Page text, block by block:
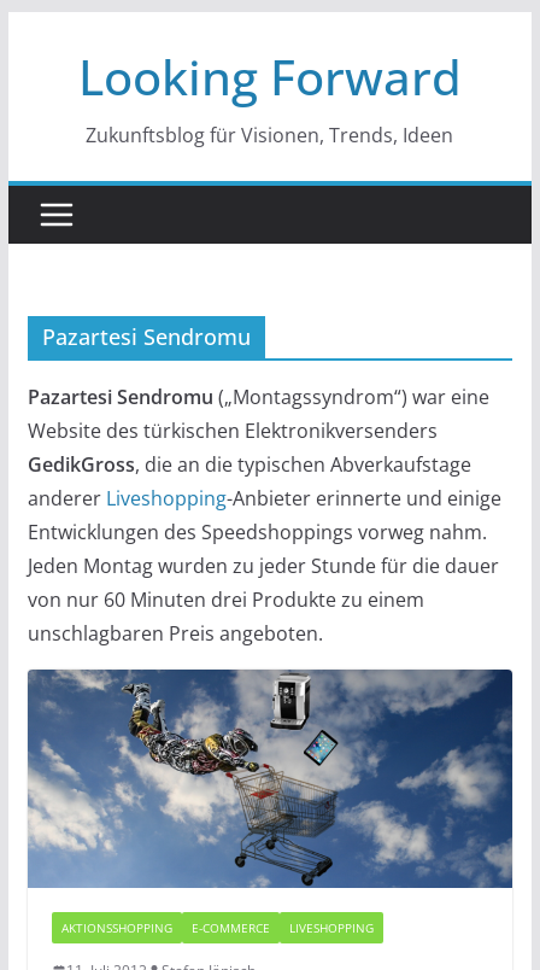
springenLooking Forward
Zukunftsblog für Visionen, Trends, Ideen
Pazartesi Sendromu
Pazartesi Sendromu („Montagssyndrom“) war eine
Website des türkischen Elektronikversenders
GedikGross, die an die typischen Abverkaufstage
anderer Liveshopping-Anbieter erinnerte und einige
Entwicklungen des Speedshoppings vorweg nahm.
Jeden Montag wurden zu jeder Stunde für die dauer
von nur 60 Minuten drei Produkte zu einem
unschlagbaren Preis angeboten.
AKTIONSSHOPPING E-COMMERCE LIVESHOPPING